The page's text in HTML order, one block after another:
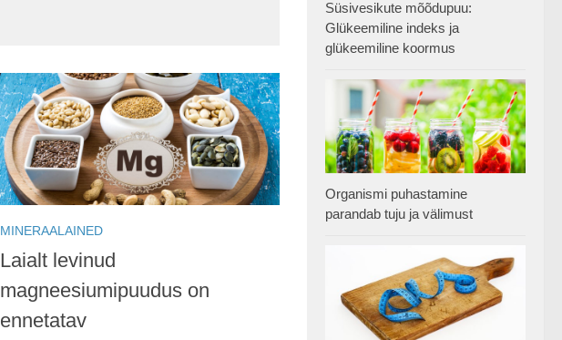
MINERAALAINED
Laialt levinud
magneesiumipuudus on
ennetatav
Süsivesikute mõõdupuu:
Glükeemiline indeks ja
glükeemiline koormus
Organismi puhastamine
parandab tuju ja välimust